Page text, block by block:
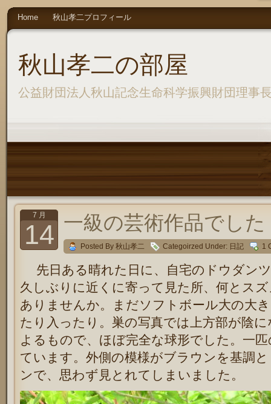
秋山孝二の部屋
公益財団法人秋山記念生命科学振興財団理事
Home 秋山孝二プロフィール
7 月
14 一級の芸術作品でした
Posted By 秋山孝二 Categoirzed Under: 日記 1
先日ある晴れた日に、自宅のドウダン
久しぶりに近くに寄って見た所、何とス
ありませんか。まだソフトボール大の大
たり入ったり。巣の写真では上方部が陰
よるもので、ほぼ完全な球形でした。一
ています。外側の模様がブラウンを基調
ンで、思わず見とれてしまいました。